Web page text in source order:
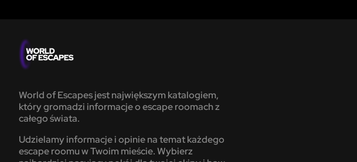
World of Escapes jest największym katalogiem,
który gromadzi informacje o escape roomach z
całego świata.
Udzielamy informacje i opinie na temat każdego
escape roomu w Twoim mieście. Wybierz